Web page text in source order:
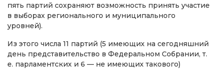
пять партий сохраняют возможность принять участие
в выборах регионального и муниципального
уровней).
Из этого числа 11 партий (5 имеющих на сегодняшний
день представительство в Федеральном Собрании, т.
е. парламентских и 6 — не имеющих такового)